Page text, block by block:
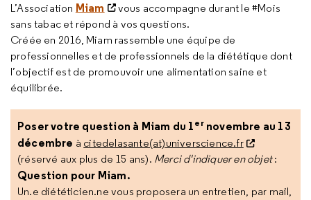
L’Association Miam
vous accompagne durant le #Mois
sans tabac et répond à vos questions.
Créée en 2016, Miam rassemble une équipe de
professionnelles et de professionnels de la diététique dont
l’objectif est de promouvoir une alimentation saine et
équilibrée.
Poser votre question à Miam du 1ernovembre au 13
décembre à citedelasante(at)universcience.fr
(réservé aux plus de 15 ans). Merci d'indiquer en objet:
Question pour Miam.
Un.e diététicien.ne vous proposera un entretien, par mail,